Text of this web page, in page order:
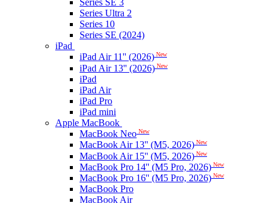
Series SE 3
Series Ultra 2
Series 10
Series SE (2024)
iPad
iPad Air 11'' (2026) New
iPad Air 13'' (2026) New
iPad
iPad Air
iPad Pro
iPad mini
Apple MacBook
MacBook Neo New
MacBook Air 13'' (M5, 2026) New
MacBook Air 15'' (M5, 2026) New
MacBook Pro 14'' (M5 Pro, 2026) New
MacBook Pro 16'' (M5 Pro, 2026) New
MacBook Pro
MacBook Air